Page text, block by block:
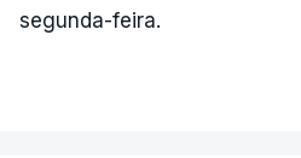
segunda-feira.